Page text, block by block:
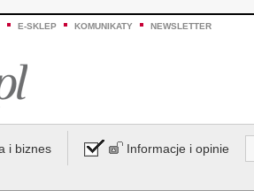
E-SKLEP KOMUNIKATY NEWSLETTER
i biznes Informacje i opinie